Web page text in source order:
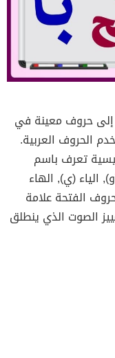
إلى حروف معينة في
الحروف العربية.
تعرف باسم
الياء (ي), الهاء
الفتحة علامة
الصوت الذي ينطلق